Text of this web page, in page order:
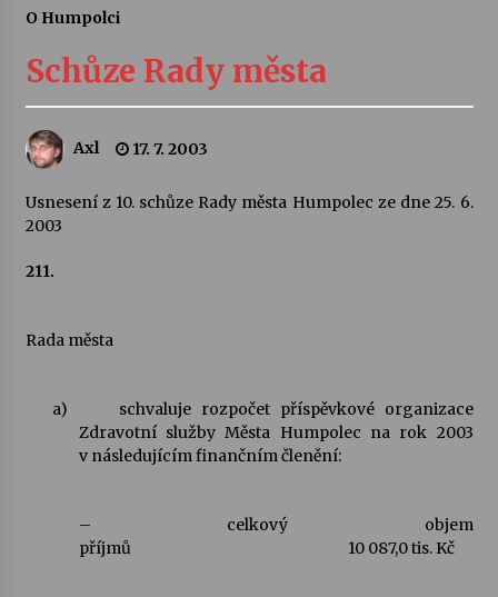
Sukuba Ensemble
4. 8. 2026
Vernisáž výstavy Josefíny Duškové: Stávám se
kapkou
Letní koncerty ve Stromovce: Kolchoz a
Jenakaši
O Humpolci
Schůze Rady města
Axl 17. 7. 2003
Usnesení z 10. schůze Rady města Humpolec ze dne 25. 6.
2003
211.
Rada města
a)
schvaluje rozpočet příspěvkové organizace
Zdravotní služby Města Humpolec na rok 2003
v následujícím finančním členění:
– celkový objem
příjmů
10 087,0 tis. Kč